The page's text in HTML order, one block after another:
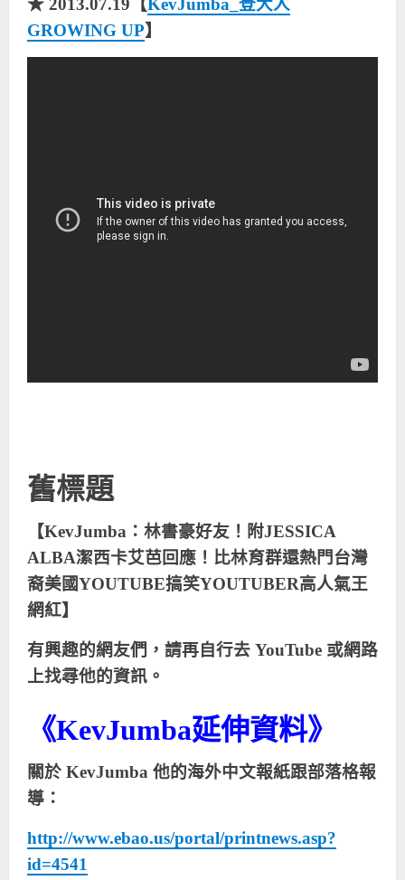
★ 2013.07.19【KevJumba_登大人
GROWING UP】
舊標題
【KevJumba：林書豪好友！附JESSICA
ALBA潔西卡艾芭回應！比林育群還熱門台灣
裔美國YOUTUBE搞笑YOUTUBER高人氣王
網紅】
有興趣的網友們，請再自行去 YouTube 或網路
上找尋他的資訊。
《KevJumba延伸資料》
關於 KevJumba 他的海外中文報紙跟部落格報
導：
http://www.ebao.us/portal/printnews.asp?
id=4541